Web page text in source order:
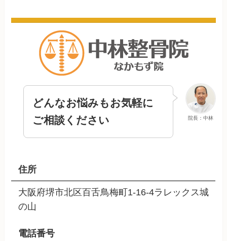
院長：中林
どんなお悩みもお気軽に
ご相談ください
住所
大阪府堺市北区百舌鳥梅町1-16-4ラレックス城
の山
電話番号